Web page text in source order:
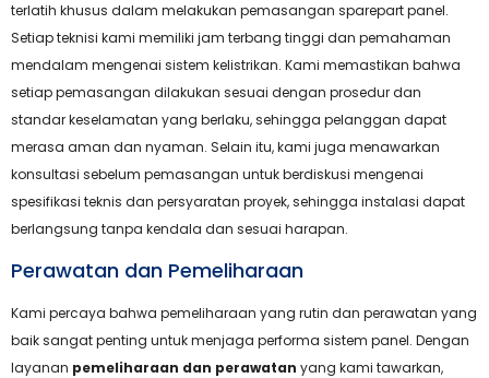
terlatih khusus dalam melakukan pemasangan sparepart panel.
Setiap teknisi kami memiliki jam terbang tinggi dan pemahaman
mendalam mengenai sistem kelistrikan. Kami memastikan bahwa
setiap pemasangan dilakukan sesuai dengan prosedur dan
standar keselamatan yang berlaku, sehingga pelanggan dapat
merasa aman dan nyaman. Selain itu, kami juga menawarkan
konsultasi sebelum pemasangan untuk berdiskusi mengenai
spesifikasi teknis dan persyaratan proyek, sehingga instalasi dapat
berlangsung tanpa kendala dan sesuai harapan.
Perawatan dan Pemeliharaan
Kami percaya bahwa pemeliharaan yang rutin dan perawatan yang
baik sangat penting untuk menjaga performa sistem panel. Dengan
layanan pemeliharaan dan perawatan yang kami tawarkan,